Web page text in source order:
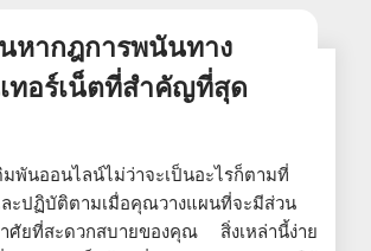
หากฎการพนันทาง
ทอร์เน็ตที่สำคัญที่สุด
มพันออนไลน์ไม่ว่าจะเป็นอะไรก็ตามที่
ะปฏิบัติตามเมื่อคุณวางแผนที่จะมีส่วน
ศัยที่สะดวกสบายของคุณ สิ่งเหล่านี้ง่าย